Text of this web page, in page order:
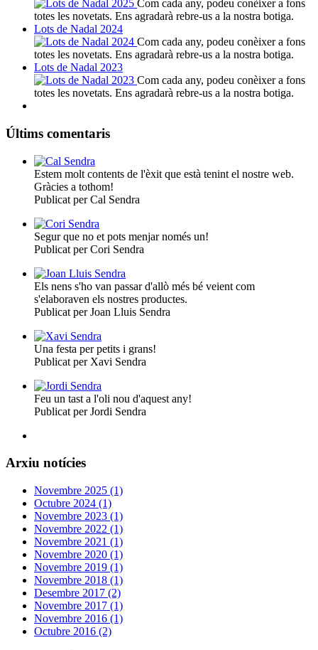
Com cada any, podeu conèixer a fons
totes les novetats. Ens agradarà rebre-us a la nostra botiga.
Lots de Nadal 2024
Com cada any, podeu conèixer a fons
totes les novetats. Ens agradarà rebre-us a la nostra botiga.
Lots de Nadal 2023
Com cada any, podeu conèixer a fons
totes les novetats. Ens agradarà rebre-us a la nostra botiga.
Últims comentaris
Estem molt contents de l'èxit que està tenint el nostre web.
Gràcies a tothom!
Publicat per Cal Sendra
Segur que no et pots menjar només un!
Publicat per Cori Sendra
Els nens s'ho van passar d'allò més bé veient com
s'elaboraven els nostres productes.
Publicat per Joan Lluis Sendra
Una festa per petits i grans!
Publicat per Xavi Sendra
Feu un tast a l'oli nou d'aquest any!
Publicat per Jordi Sendra
Arxiu notícies
Novembre 2025 (1)
Octubre 2024 (1)
Novembre 2023 (1)
Novembre 2022 (1)
Novembre 2021 (1)
Novembre 2020 (1)
Novembre 2019 (1)
Novembre 2018 (1)
Desembre 2017 (2)
Novembre 2017 (1)
Novembre 2016 (1)
Octubre 2016 (2)